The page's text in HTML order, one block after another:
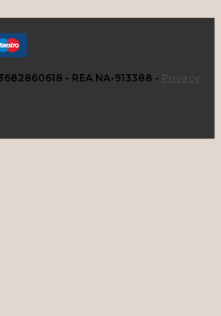
- REA NA-913388 -